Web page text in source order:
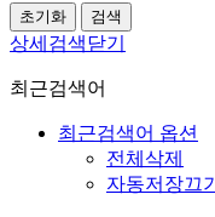
상세검색닫기
최근검색어
최근검색어 옵션
전체삭제
자동저장끄기